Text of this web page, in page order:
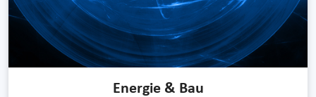
Energie & Bau